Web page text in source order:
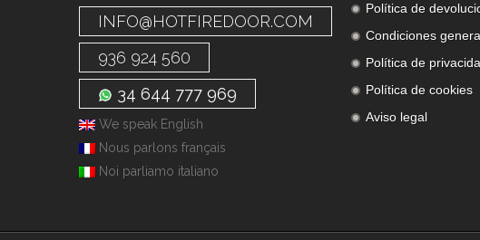
INFO@HOTFIREDOOR.COM
936 924 560
34 644 777 969
We speak English
Nous parlons français
Noi parliamo italiano
Política de
Condiciones
Política de
Política de cookies
Aviso legal